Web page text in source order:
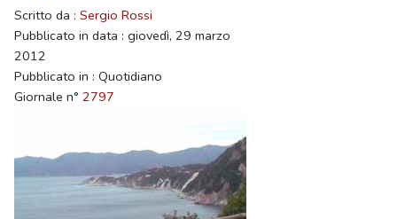
Scritto da : Sergio Rossi
Pubblicato in data : giovedì, 29 marzo
2012
Pubblicato in : Quotidiano
Giornale n° 2797